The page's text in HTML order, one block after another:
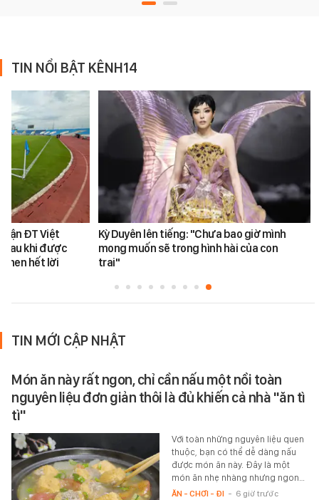
TIN NỔI BẬT KÊNH14
ĐT Việt
sau khi được
hết lời
Kỳ Duyên lên tiếng: "Chưa bao giờ mình
mong muốn sẽ trong hình hài của con
trai"
TIN MỚI CẬP NHẬT
Món ăn này rất ngon, chỉ cần nấu một nồi toàn
nguyên liệu đơn giản thôi là đủ khiến cả nhà "ăn tì
tì"
Với toàn những nguyên liệu quen
thuộc, bạn có thể dễ dàng nấu
được món ăn này. Đây là một
món ăn nhẹ nhàng nhưng ngon…
ĂN - CHƠI - ĐI - 6 giờ trước